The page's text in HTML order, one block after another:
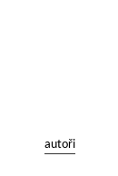
autoři